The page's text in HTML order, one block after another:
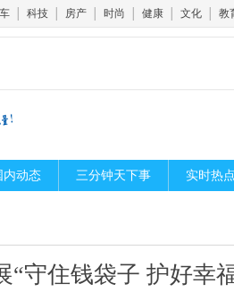
科技 房产 时尚 健康 文化 教
内动态 三分钟天下事 实时热点
“守住钱袋子 护好幸